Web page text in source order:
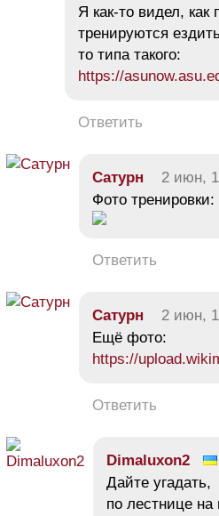
Я как-то видел, как
тренируются
то типа такого:
https://
Ответить
Сатурн 2 июн,
Фото тренировки:
Ответить
Сатурн 2 июн,
Ещё фото:
https://
Ответить
Dimaluxon2
Дайте угадать,
по лестнице на